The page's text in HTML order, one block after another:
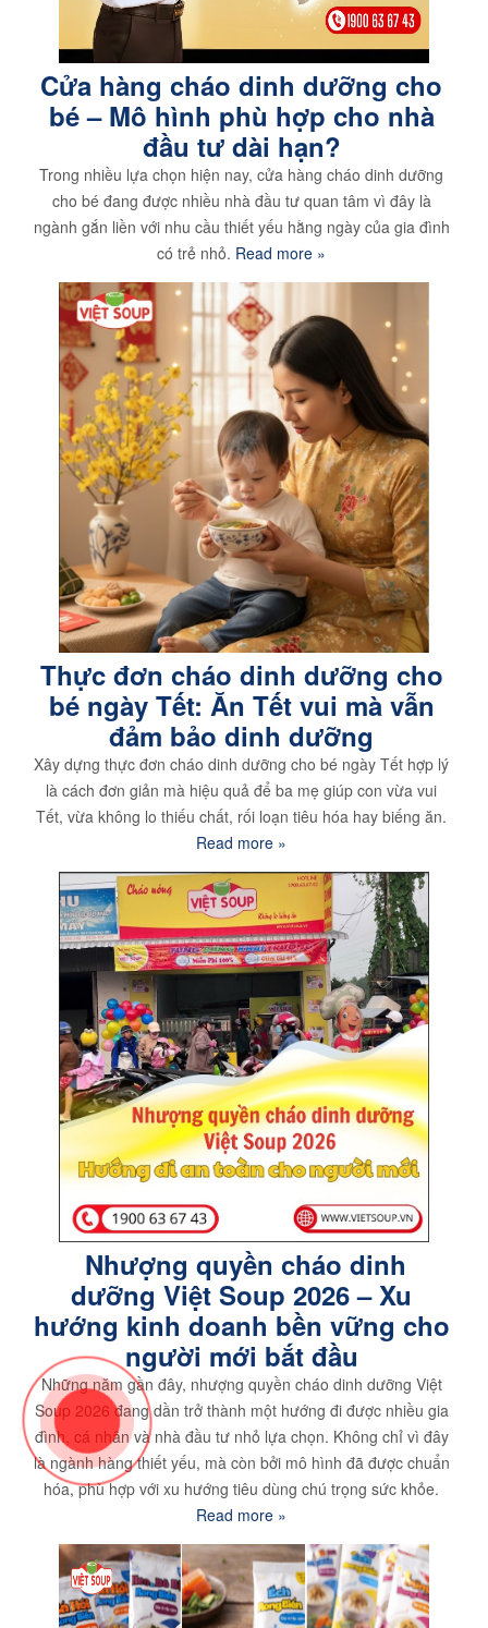
Cửa hàng cháo dinh dưỡng cho
bé – Mô hình phù hợp cho nhà
đầu tư dài hạn?
Trong nhiều lựa chọn hiện nay, cửa hàng cháo dinh dưỡng
cho bé đang được nhiều nhà đầu tư quan tâm vì đây là
ngành gắn liền với nhu cầu thiết yếu hằng ngày của gia đình
có trẻ nhỏ. Read more »
Thực đơn cháo dinh dưỡng cho
bé ngày Tết: Ăn Tết vui mà vẫn
đảm bảo dinh dưỡng
Xây dựng thực đơn cháo dinh dưỡng cho bé ngày Tết hợp lý
là cách đơn giản mà hiệu quả để ba mẹ giúp con vừa vui
Tết, vừa không lo thiếu chất, rối loạn tiêu hóa hay biếng ăn.
Read more »
Nhượng quyền cháo dinh
dưỡng Việt Soup 2026 – Xu
hướng kinh doanh bền vững cho
người mới bắt đầu
Những năm gần đây, nhượng quyền cháo dinh dưỡng Việt
Soup 2026 đang dần trở thành một hướng đi được nhiều gia
đình, cá nhân và nhà đầu tư nhỏ lựa chọn. Không chỉ vì đây
là ngành hàng thiết yếu, mà còn bởi mô hình đã được chuẩn
hóa, phù hợp với xu hướng tiêu dùng chú trọng sức khỏe.
Read more »